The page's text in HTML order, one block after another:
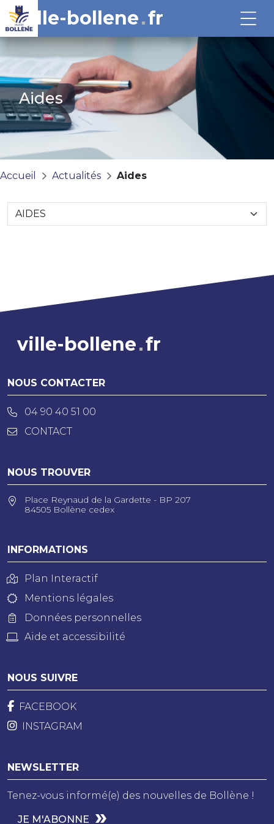
ville-bollene fr
Aides
Accueil Actualités Aides
ville-bollene fr
NOUS CONTACTER
04 90 40 51 00
CONTACT
NOUS TROUVER
Place Reynaud de la Gardette - BP 207
84505 Bollène cedex
INFORMATIONS
Plan Interactif
Mentions légales
Données personnelles
Aide et accessibilité
NOUS SUIVRE
FACEBOOK
INSTAGRAM
NEWSLETTER
Tenez-vous informé(e) des nouvelles de Bollène !
JE M'ABONNE